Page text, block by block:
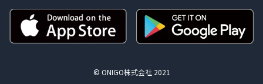
© ONIGO株式会社 2021